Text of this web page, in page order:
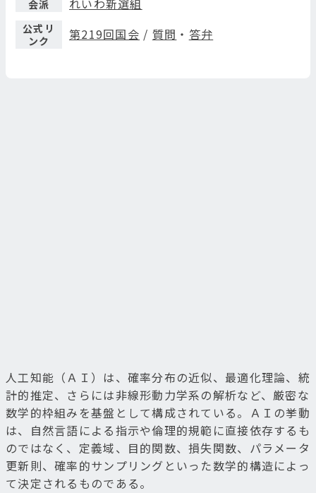
会派 れいわ新選組
公式リ
ンク
第219回国会 / 質問 ・ 答弁
人工知能（ＡＩ）は、確率分布の近似、最適化理論、統
計的推定、さらには非線形動力学系の解析など、厳密な
数学的枠組みを基盤として構成されている。ＡＩの挙動
は、自然言語による指示や倫理的規範に直接依存するも
のではなく、定義域、目的関数、損失関数、パラメータ
更新則、確率的サンプリングといった数学的構造によっ
て決定されるものである。